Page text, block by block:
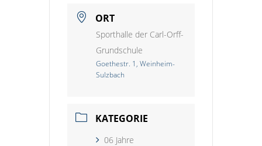
ORT
Sporthalle der Carl-Orff-
Grundschule
Goethestr. 1, Weinheim-
Sulzbach
KATEGORIE
06 Jahre